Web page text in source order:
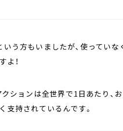
いう方もいましたが、使ってい
よ！
ションは全世界で1日あたり、
支持されているんです。